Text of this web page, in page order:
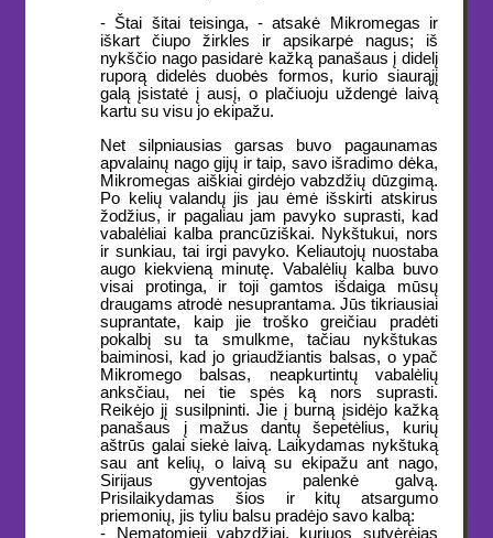
- Štai šitai teisinga, - atsakė Mikromegas ir
iškart čiupo žirkles ir apsikarpė nagus; iš
nykščio nago pasidarė kažką panašaus į didelį
ruporą didelės duobės formos, kurio siaurąjį
galą įsistatė į ausį, o plačiuoju uždengė laivą
kartu su visu jo ekipažu.
Net silpniausias garsas buvo pagaunamas
apvalainų nago gijų ir taip, savo išradimo dėka,
Mikromegas aiškiai girdėjo vabzdžių dūzgimą.
Po kelių valandų jis jau ėmė išskirti atskirus
žodžius, ir pagaliau jam pavyko suprasti, kad
vabalėliai kalba prancūziškai. Nykštukui, nors
ir sunkiau, tai irgi pavyko. Keliautojų nuostaba
augo kiekvieną minutę. Vabalėlių kalba buvo
visai protinga, ir toji gamtos išdaiga mūsų
draugams atrodė nesuprantama. Jūs tikriausiai
suprantate, kaip jie troško greičiau pradėti
pokalbį su ta smulkme, tačiau nykštukas
baiminosi, kad jo griaudžiantis balsas, o ypač
Mikromego balsas, neapkurtintų vabalėlių
anksčiau, nei tie spės ką nors suprasti.
Reikėjo jį susilpninti. Jie į burną įsidėjo kažką
panašaus į mažus dantų šepetėlius, kurių
aštrūs galai siekė laivą. Laikydamas nykštuką
sau ant kelių, o laivą su ekipažu ant nago,
Sirijaus gyventojas palenkė galvą.
Prisilaikydamas šios ir kitų atsargumo
priemonių, jis tyliu balsu pradėjo savo kalbą:
- Nematomieji vabzdžiai, kuriuos sutvėrėjas